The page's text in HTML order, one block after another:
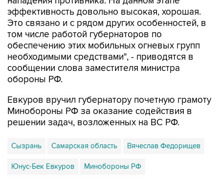
эффективность довольно высокая, хорошая.
Это связано и с рядом других особенностей, в
том числе работой губернаторов по
обеспечению этих мобильных огневых групп
необходимыми средствами", - приводятся в
сообщении слова заместителя министра
обороны РФ.
Евкуров вручил губернатору почетную грамоту
Минобороны РФ за оказание содействия в
решении задач, возложенных на ВС РФ.
Сызрань Самарская область Вячеслав Федорищев
Юнус-Бек Евкуров Минобороны РФ